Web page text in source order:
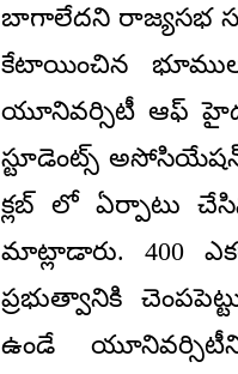
బాగాలేదని రాజ్యసభ
కేటాయించిన
యూనివర్సిటీ ఆఫ్
స్టూడెంట్స్
క్లబ్ లో ఏర్పాటు
మాట్లాడారు. 400
ప్రభుత్వానికి
ఉండే